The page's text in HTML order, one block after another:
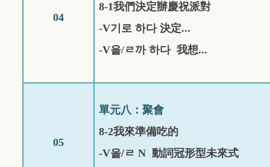
04
8-1我們決定辦慶祝派對
-V기로 하다 決定...
-V을/ㄹ까 하다 我想...
05
單元八：聚會
8-2我來準備吃的
-V을/ㄹ N 動詞冠形型未來式